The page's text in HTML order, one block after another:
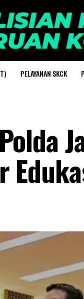
PELAYANAN SKCK